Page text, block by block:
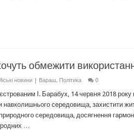
обмежити
новини | Вараш, Політика 0
І. Барабух, 14 червня 2018
навколишнього середовища, захистити
середовища, досягнення
…